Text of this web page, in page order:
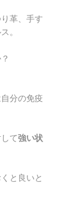
革、手す
。
分の免疫
て強い状
と良いと